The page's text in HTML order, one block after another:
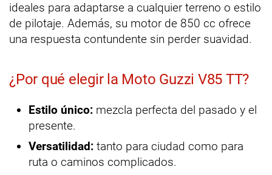
ideales para adaptarse a cualquier terreno o estilo
de pilotaje. Además, su motor de 850 cc ofrece
una respuesta contundente sin perder suavidad.
¿Por qué elegir la Moto Guzzi V85 TT?
Estilo único: mezcla perfecta del pasado y el
presente.
Versatilidad: tanto para ciudad como para
ruta o caminos complicados.